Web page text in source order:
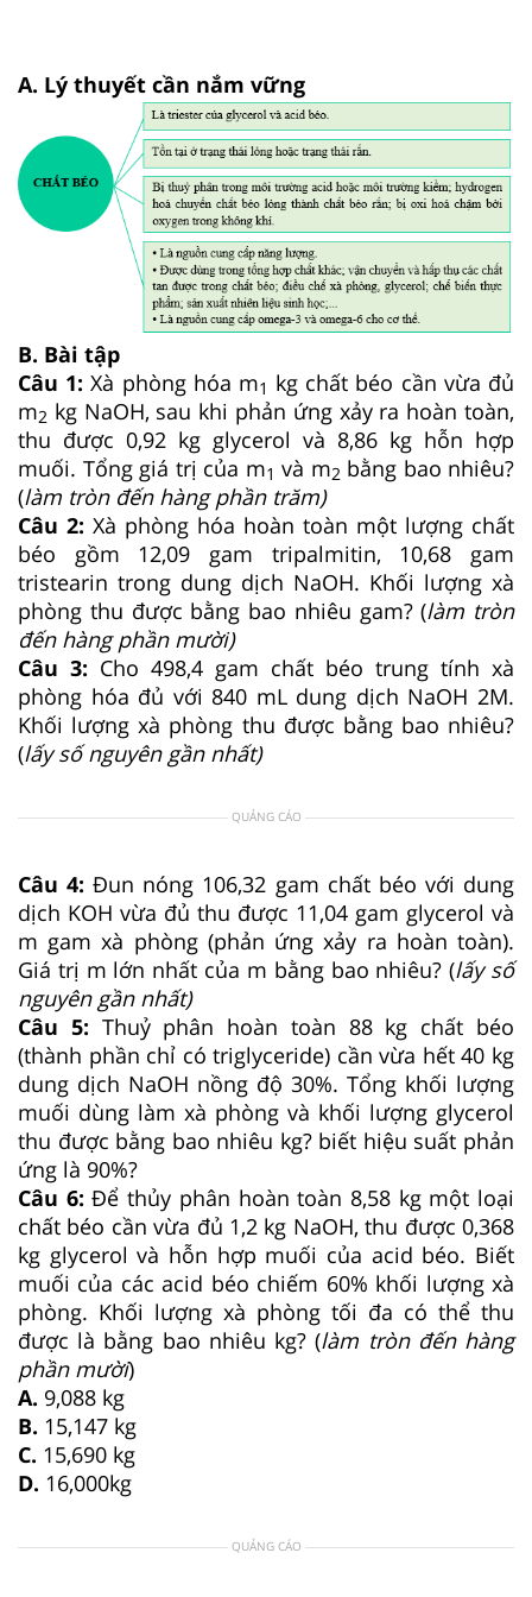
A. Lý thuyết cần nắm vững
B. Bài tập
Câu 1: Xà phòng hóa m1 kg chất béo cần vừa đủ
m2 kg NaOH, sau khi phản ứng xảy ra hoàn toàn,
thu được 0,92 kg glycerol và 8,86 kg hỗn hợp
muối. Tổng giá trị của m1 và m2 bằng bao nhiêu?
(làm tròn đến hàng phần trăm)
Câu 2: Xà phòng hóa hoàn toàn một lượng chất
béo gồm 12,09 gam tripalmitin, 10,68 gam
tristearin trong dung dịch NaOH. Khối lượng xà
phòng thu được bằng bao nhiêu gam? (làm tròn
đến hàng phần mười)
Câu 3: Cho 498,4 gam chất béo trung tính xà
phòng hóa đủ với 840 mL dung dịch NaOH 2M.
Khối lượng xà phòng thu được bằng bao nhiêu?
(lấy số nguyên gần nhất)
QUẢNG CÁO
Câu 4: Đun nóng 106,32 gam chất béo với dung
dịch KOH vừa đủ thu được 11,04 gam glycerol và
m gam xà phòng (phản ứng xảy ra hoàn toàn).
Giá trị m lớn nhất của m bằng bao nhiêu? (lấy số
nguyên gần nhất)
Câu 5: Thuỷ phân hoàn toàn 88 kg chất béo
(thành phần chỉ có triglyceride) cần vừa hết 40 kg
dung dịch NaOH nồng độ 30%. Tổng khối lượng
muối dùng làm xà phòng và khối lượng glycerol
thu được bằng bao nhiêu kg? biết hiệu suất phản
ứng là 90%?
Câu 6: Để thủy phân hoàn toàn 8,58 kg một loại
chất béo cần vừa đủ 1,2 kg NaOH, thu được 0,368
kg glycerol và hỗn hợp muối của acid béo. Biết
muối của các acid béo chiếm 60% khối lượng xà
phòng. Khối lượng xà phòng tối đa có thể thu
được là bằng bao nhiêu kg? (làm tròn đến hàng
phần mười)
A. 9,088 kg
B. 15,147 kg
C. 15,690 kg
D. 16,000kg
QUẢNG CÁO